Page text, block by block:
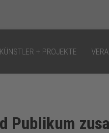
KÜNSTLER + PROJEKTE
Publikum